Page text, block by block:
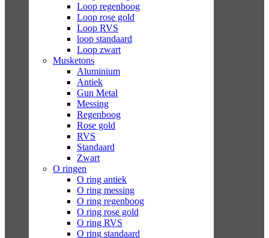
Loop regenboog
Loop rose gold
Loop RVS
loop standaard
Loop zwart
Musketons
Aluminium
Antiek
Gun Metal
Messing
Regenboog
Rose gold
RVS
Standaard
Zwart
O ringen
O ring antiek
O ring messing
O ring regenboog
O ring rose gold
O ring RVS
O ring standaard